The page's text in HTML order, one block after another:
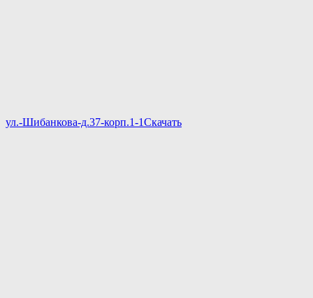
ул.-Шибанкова-д.37-корп.1-1Скачать